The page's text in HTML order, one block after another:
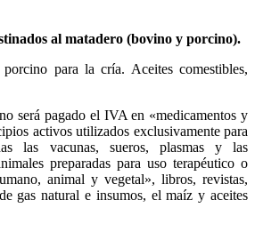
al matadero (bovino y porcino).
para la cría. Aceites comestibles,
será pagado el IVA en «medicamentos y
activos utilizados exclusivamente para
las vacunas, sueros, plasmas y las
preparadas para uso terapéutico o
animal y vegetal», libros, revistas,
gas natural e insumos, el maíz y aceites